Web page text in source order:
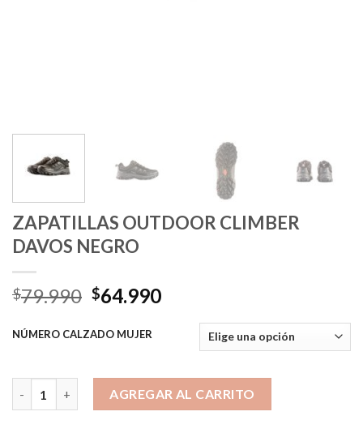
ZAPATILLAS OUTDOOR CLIMBER
DAVOS NEGRO
$79.990 El
original
$79.990.
$64.990El
actual
$64.990.
NÚMERO CALZADO MUJER
AGREGAR AL CARRITO